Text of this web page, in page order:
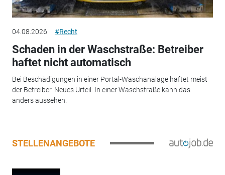
04.08.2026 #Recht
Schaden in der Waschstraße: Betreiber
haftet nicht automatisch
Bei Beschädigungen in einer Portal-Waschanalage haftet meist
der Betreiber. Neues Urteil: In einer Waschstraße kann das
anders aussehen.
STELLENANGEBOTE